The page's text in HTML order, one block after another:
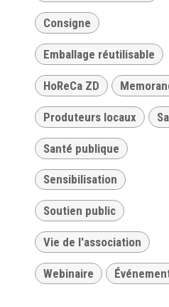
Consigne
Emballage réutilisable
HoReCa ZD
Produteurs locaux
Santé publique
Sensibilisation
Soutien public
Vie de l'association
Webinaire